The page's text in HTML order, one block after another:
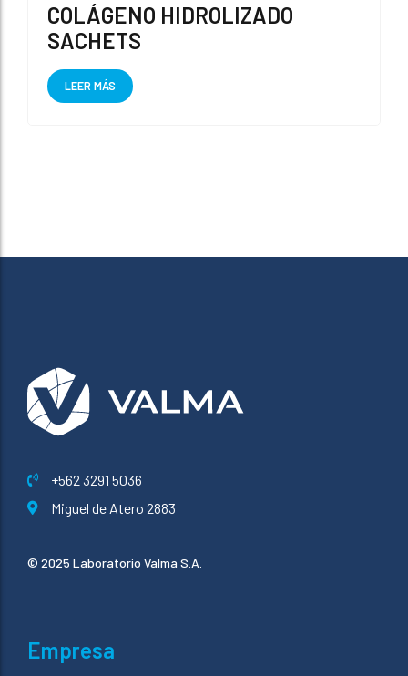
COLÁGENO HIDROLIZADO
SACHETS
LEER MÁS
+562 3291 5036
Miguel de Atero 2883
© 2025 Laboratorio Valma S.A.
Empresa